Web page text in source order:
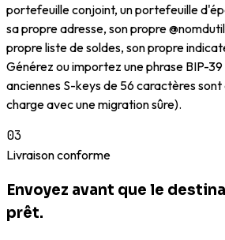
portefeuille conjoint, un portefeuille
sa propre adresse, son propre
propre liste de soldes, son propre
Générez ou importez une phrase BIP-
anciennes S-keys de 56 caractères
charge avec une migration sûre).
03
Livraison conforme
Envoyez avant que le
prêt.